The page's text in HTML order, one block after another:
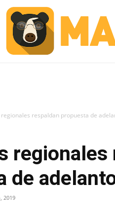
respaldan propuesta de
regionales
de
2019